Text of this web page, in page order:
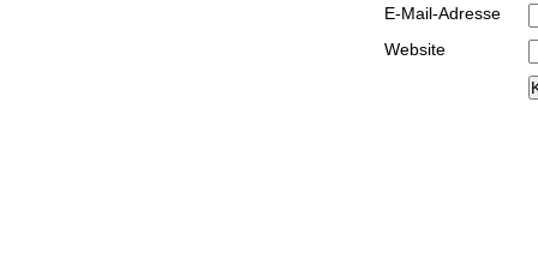
E-Mail-Adresse
Website